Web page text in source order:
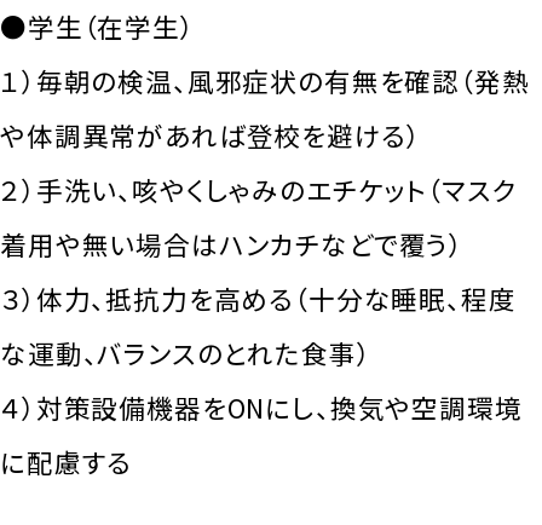
●学生（在学生）
１）毎朝の検温、風邪症状の有無を確認（発熱
や体調異常があれば登校を避ける）
２）手洗い、咳やくしゃみのエチケット（マスク
着用や無い場合はハンカチなどで覆う）
３）体力、抵抗力を高める（十分な睡眠、程度
な運動、バランスのとれた食事）
４）対策設備機器をONにし、換気や空調環境
に配慮する